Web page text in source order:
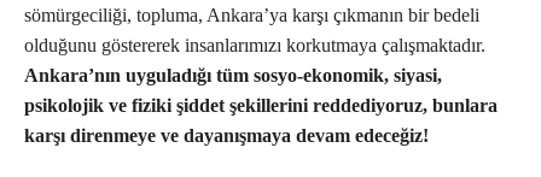
sömürgeciliği, topluma, Ankara’ya karşı çıkmanın bir bedeli
olduğunu göstererek insanlarımızı korkutmaya çalışmaktadır.
Ankara’nın uyguladığı tüm sosyo-ekonomik, siyasi,
psikolojik ve fiziki şiddet şekillerini reddediyoruz, bunlara
karşı direnmeye ve dayanışmaya devam edeceğiz!